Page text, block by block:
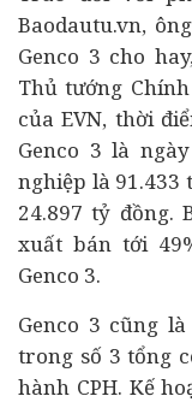
Baodautu.vn,
Genco 3 cho
Thủ tướng
của EVN, thời
Genco 3 là
nghiệp là 91.433
24.897 tỷ đồng.
xuất bán tới
Genco 3.
Genco 3 cũng
trong số 3 tổng
hành CPH. Kế